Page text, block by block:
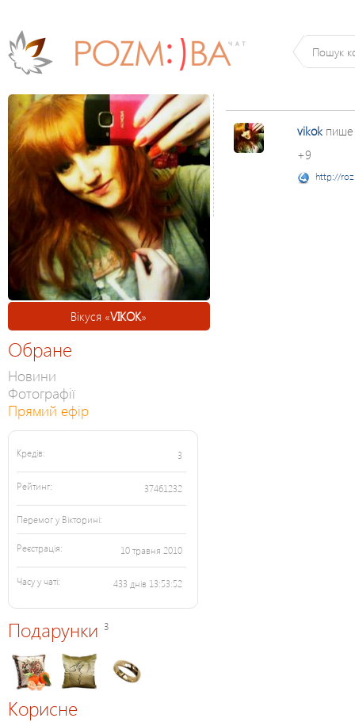
Вікуся «VIKOK»
Обране
Новини
Фотографії
Прямий ефір
Кредів: 3
Рейтинг: 37461232
Перемог у Вікторині:
Реєстрація: 10 травня 2010
Часу у чаті: 433 днів 13:53:52
Подарунки 3
Корисне
vikok
+9
http://